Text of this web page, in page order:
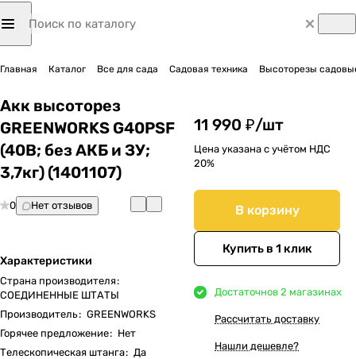
Главная Каталог Все для сада Садовая техника Высоторезы
Акк высоторез
GREENWORKS G40PSF
(40В; без АКБ и ЗУ;
3,7кг) (1401107)
0 Нет отзывов
Характеристики
Страна производителя:
СОЕДИНЕННЫЕ ШТАТЫ
Производитель: GREENWORKS
Горячее предложение: Нет
Телескопическая штанга: Да
11 990 ₽/шт
Цена указана с учётом НДС
20%
В корзину
Купить в 1 клик
Достаточнов 2 магазинах
Рассчитать доставку
Нашли дешевле?